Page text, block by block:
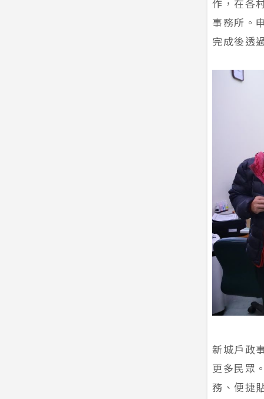
作，在各
事務所。
完成後透
新城戶政
更多民眾
務、便捷